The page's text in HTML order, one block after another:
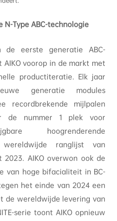
N-Type ABC-technologie
de eerste generatie ABC-
AIKO voorop in de markt met
productiteratie. Elk jaar
generatie modules
recordbrekende mijlpalen
de nummer 1 plek voor
hoogrenderende
ranglijst van
2023. AIKO overwon ook de
van hoge bifacialiteit in BC-
het einde van 2024 een
de wereldwijde levering van
serie toont AIKO opnieuw